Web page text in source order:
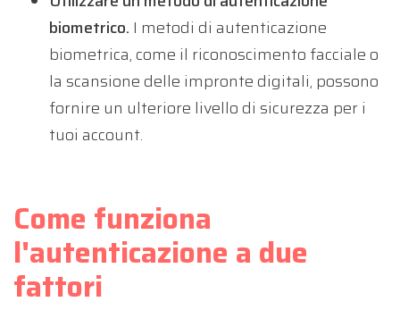
biometrico. I metodi di autenticazione
biometrica, come il riconoscimento facciale o
la scansione delle impronte digitali, possono
fornire un ulteriore livello di sicurezza per i
tuoi account.
Come funziona
l'autenticazione a due
fattori